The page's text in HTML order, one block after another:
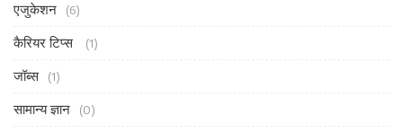
एजुकेशन (6)
कैरियर टिप्स (1)
जॉब्स (1)
सामान्य ज्ञान (0)